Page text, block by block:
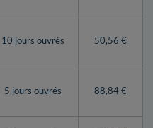
10 jours ouvrés 50,56 €
5 jours ouvrés 88,84 €